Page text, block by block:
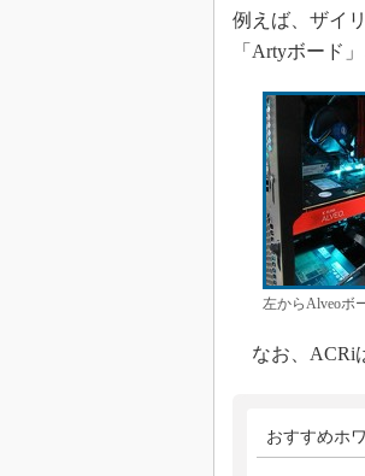
例えば、ザイ
「Artyボード
左からAlveoボ
なお、ACRi
おすすめホ